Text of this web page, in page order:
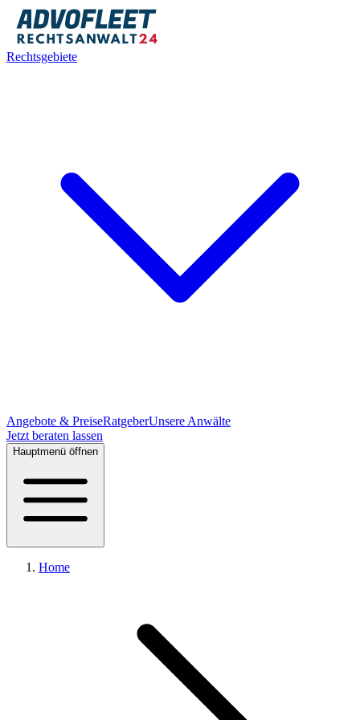
Rechtsgebiete
Angebote & PreiseRatgeberUnsere Anwälte
Jetzt beraten lassen
Hauptmenü öffnen
Home